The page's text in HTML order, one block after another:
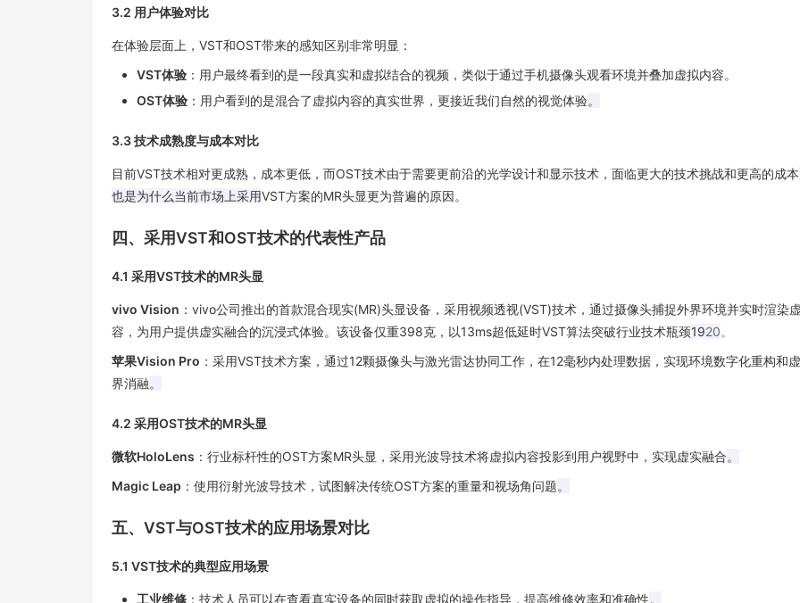
3.2 用户体验对比
在体验层面上， VST和OST带来的感知区别非常明显：
VST体验 ：用户最终看到的是一段真实和虚拟结合的视频，类似于通过手机摄像头观看环境并叠加虚拟内容。
OST体验 ：用户看到的是混合了虚拟内容的真实世界，更接近我们自然的视觉体验。
3.3技术成熟度与成本对比
目前VST技术相对更成熟，成本更低，而OST技术由于需要更前沿的光学设计和显示技术，面临更大的技术挑战和更高的成本
也是为什么当前市场上采用VST方案的MR头显更为普遍的原因。
四、采用VST和OST技术的代表性产品
4.1 采用VST技术的MR头显
vivo Vision ： vivo公司推出的首款混合现实(MR)头显设备，采用视频透视(VST)技术，通过摄像头捕捉外界环境并实时渲染
容，为用户提供虚实融合的沉浸式体验。该设备仅重398克，以13ms超低延时VST算法突破行业技术瓶颈1920。
苹果Vision Pro ：采用VST技术方案，通过12颗摄像头与激光雷达协同工作，在12毫秒内处理数据，实现环境数字化重构和
界消融。
4.2 采用OST技术的MR头显
微软HoloLens ：行业标杆性的OST方案MR头显，采用光波导技术将虚拟内容投影到用户视野中，实现虚实融合。
Magic Leap ：使用衍射光波导技术，试图解决传统OST方案的重量和视场角问题。
五、 VST与OST技术的应用场景对比
5.1 VST技术的典型应用场景
工业维修 ：技术人员可以在查看真实设备的同时获取虚拟的操作指导，提高维修效率和准确性。